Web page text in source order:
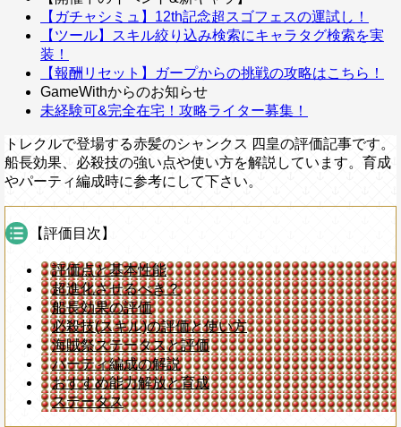
【ガチャシミュ】12th記念超スゴフェスの運試し！
【ツール】スキル絞り込み検索にキャラタグ検索を実
装！
【報酬リセット】ガープからの挑戦の攻略はこちら！
GameWithからのお知らせ
未経験可&完全在宅！攻略ライター募集！
トレクルで登場する赤髪のシャンクス 四皇の評価記事です。
船長効果、必殺技の強い点や使い方を解説しています。育成
やパーティ編成時に参考にして下さい。
【評価目次】
評価点と基本性能
超進化させるべき？
船長効果の評価
必殺技(スキル)の評価と使い方
海賊祭ステータスと評価
パーティ編成の解説
おすすめ能力解放と育成
ステータス